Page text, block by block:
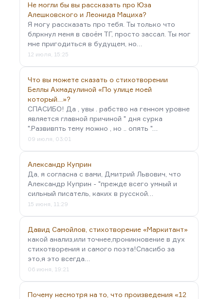
Не могли бы вы рассказать про Юза
Алешковского и Леонида Мациха?
Я могу рассказать про тебя. Ты только что
блркнул меня в своём ТГ, просто зассал. Ты мог
мне пригодиться в будущем, но…
12 июля, 15:25
Что вы можете сказать о стихотворении
Беллы Ахмадулиной «По улице моей
который…»?
СПАСИБО! Да , увы . рабство на генном уровне
является главной причиной " дня сурка
".Развивпть тему можно , но .. опять "…
09 июля, 03:01
Александр Куприн
Да, я согласна с вами, Дмитрий Львович, что
Александр Куприн - "прежде всего умный и
сильный писатель, каких в русской…
15 июня, 11:29
Давид Самойлов, стихотворение «Маркитант»
какой анализ,или точнее,проникновение в дух
стихотворения и самого поэта!Спасибо за
это,я это всегда…
06 июня, 19:21
Почему несмотря на то, что произведения «12